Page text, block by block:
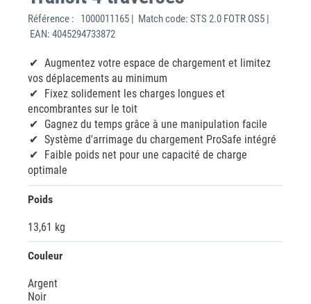
Référence :
1000011165 | Match code: STS 2.0 FOTR OS5 |
EAN: 4045294733872
Augmentez votre espace de chargement et limitez
vos déplacements au minimum
Fixez solidement les charges longues et
encombrantes sur le toit
Gagnez du temps grâce à une manipulation facile
Système d'arrimage du chargement ProSafe intégré
Faible poids net pour une capacité de charge
optimale
Poids
13,61 kg
Couleur
Argent
Noir